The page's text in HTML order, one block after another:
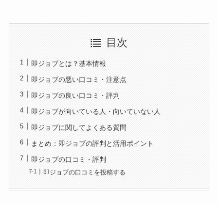
目次
即ジョブとは？基本情報
即ジョブの悪い口コミ・注意点
即ジョブの良い口コミ・評判
即ジョブが向いている人・向いていない人
即ジョブに関してよくある質問
まとめ：即ジョブの評判と活用ポイント
即ジョブの口コミ・評判
即ジョブの口コミを投稿する